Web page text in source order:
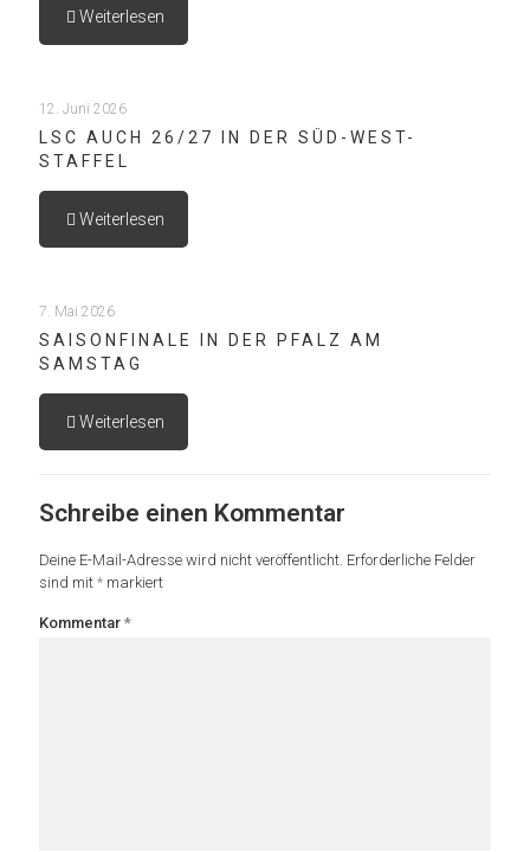
Weiterlesen
12. Juni 2026
LSC AUCH 26/27 IN DER SÜD-WEST-
STAFFEL
Weiterlesen
7. Mai 2026
SAISONFINALE IN DER PFALZ AM
SAMSTAG
Weiterlesen
Schreibe einen Kommentar
Deine E-Mail-Adresse wird nicht veröffentlicht. Erforderliche Felder
sind mit * markiert
Kommentar *